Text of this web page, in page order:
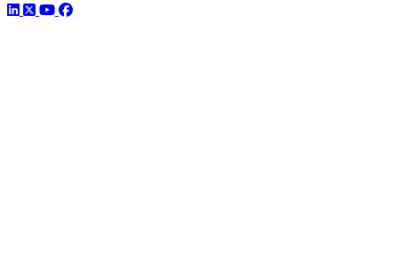
LinkedIn
TwitterYouTube
Facebook